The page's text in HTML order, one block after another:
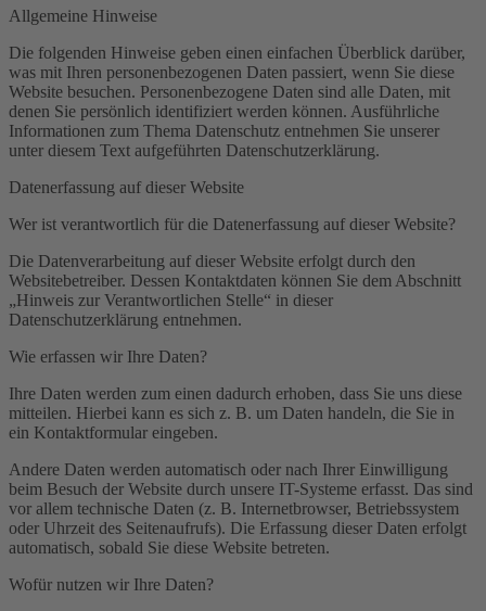
Allgemeine Hinweise
Die folgenden Hinweise geben einen einfachen Überblick darüber,
was mit Ihren personenbezogenen Daten passiert, wenn Sie diese
Website besuchen. Personenbezogene Daten sind alle Daten, mit
denen Sie persönlich identifiziert werden können. Ausführliche
Informationen zum Thema Datenschutz entnehmen Sie unserer
unter diesem Text aufgeführten Datenschutzerklärung.
Datenerfassung auf dieser Website
Wer ist verantwortlich für die Datenerfassung auf dieser Website?
Die Datenverarbeitung auf dieser Website erfolgt durch den
Websitebetreiber. Dessen Kontaktdaten können Sie dem Abschnitt
„Hinweis zur Verantwortlichen Stelle“ in dieser
Datenschutzerklärung entnehmen.
Wie erfassen wir Ihre Daten?
Ihre Daten werden zum einen dadurch erhoben, dass Sie uns diese
mitteilen. Hierbei kann es sich z. B. um Daten handeln, die Sie in
ein Kontaktformular eingeben.
Andere Daten werden automatisch oder nach Ihrer Einwilligung
beim Besuch der Website durch unsere IT-Systeme erfasst. Das sind
vor allem technische Daten (z. B. Internetbrowser, Betriebssystem
oder Uhrzeit des Seitenaufrufs). Die Erfassung dieser Daten erfolgt
automatisch, sobald Sie diese Website betreten.
Wofür nutzen wir Ihre Daten?